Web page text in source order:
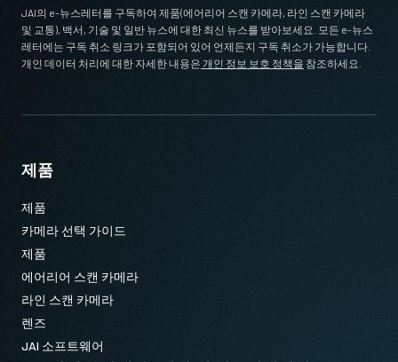
JAI의 e-뉴스레터를 구독하여 제품(에어리어 스캔 카메라, 라인 스캔 카메라
및 교통), 백서, 기술 및 일반 뉴스에 대한 최신 뉴스를 받아보세요. 모든 e-뉴스
레터에는 구독 취소 링크가 포함되어 있어 언제든지 구독 취소가 가능합니다.
개인 데이터 처리에 대한 자세한 내용은 개인 정보 보호 정책을 참조하세요.
제품
제품
카메라 선택 가이드
제품
에어리어 스캔 카메라
라인 스캔 카메라
렌즈
JAI 소프트웨어